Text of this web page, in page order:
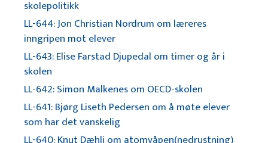
skolepolitikk
LL-644: Jon Christian Nordrum om læreres
inngripen mot elever
LL-643: Elise Farstad Djupedal om timer og år i
skolen
LL-642: Simon Malkenes om OECD-skolen
LL-641: Bjørg Liseth Pedersen om å møte elever
som har det vanskelig